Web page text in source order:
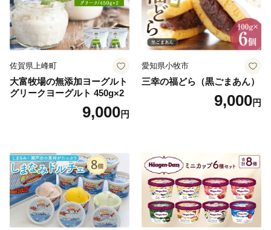
佐賀県上峰町
大富牧場の無添加ヨーグルト
グリークヨーグルト 450g×2
9,000円
愛知県小牧市
三幸の福どら（黒ごまあん）
9,000円